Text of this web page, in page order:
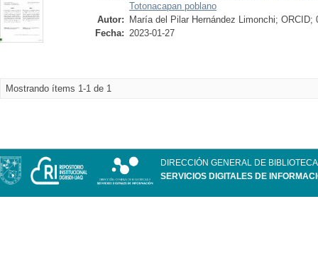
Totonacapan poblano
Autor:
María del Pilar Hernández Limonchi; ORCID;
Fecha: 2023-01-27
Mostrando ítems 1-1 de 1
DIRECCIÓN GENERAL DE
SERVICIOS DIGITALES DE